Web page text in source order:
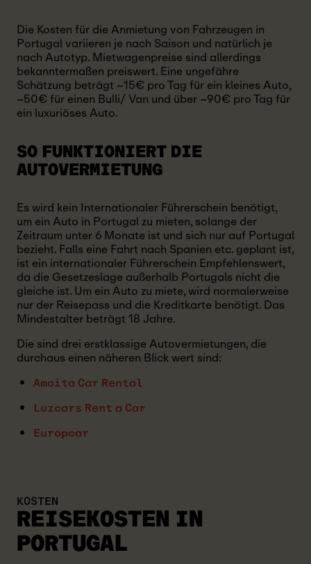
Die Kosten für die Anmietung von Fahrzeugen in
Portugal variieren je nach Saison und natürlich je
nach Autotyp. Mietwagenpreise sind allerdings
bekanntermaßen preiswert. Eine ungefähre
Schätzung beträgt ~15€ pro Tag für ein kleines Auto,
~50€ für einen Bulli/ Van und über ~90€ pro Tag für
ein luxuriöses Auto.
SO FUNKTIONIERT DIE
AUTOVERMIETUNG
Es wird kein Internationaler Führerschein benötigt,
um ein Auto in Portugal zu mieten, solange der
Zeitraum unter 6 Monate ist und sich nur auf Portugal
bezieht. Falls eine Fahrt nach Spanien etc. geplant ist,
ist ein internationaler Führerschein Empfehlenswert,
da die Gesetzeslage außerhalb Portugals nicht die
gleiche ist. Um ein Auto zu miete, wird normalerweise
nur der Reisepass und die Kreditkarte benötigt. Das
Mindestalter beträgt 18 Jahre.
Die sind drei erstklassige Autovermietungen, die
durchaus einen näheren Blick wert sind:
Amoita Car Rental
Luzcars Rent a Car
Europcar
KOSTEN
REISEKOSTEN IN
PORTUGAL